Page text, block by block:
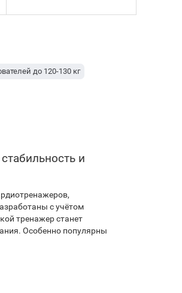
до 120-130 кг
и
с учётом
тренажер станет
Особенно популярны